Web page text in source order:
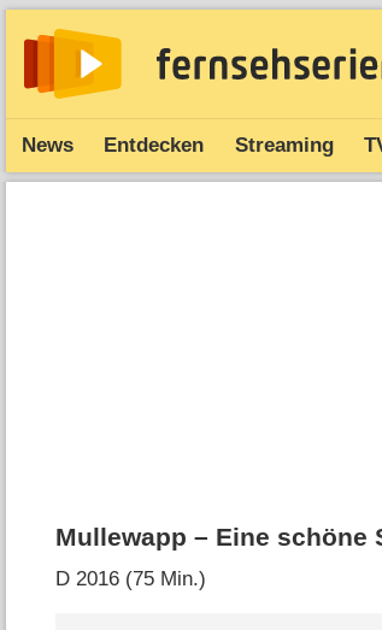
News Entdecken Streaming
Mullewapp – Eine schöne
D 2016 (75 Min.)